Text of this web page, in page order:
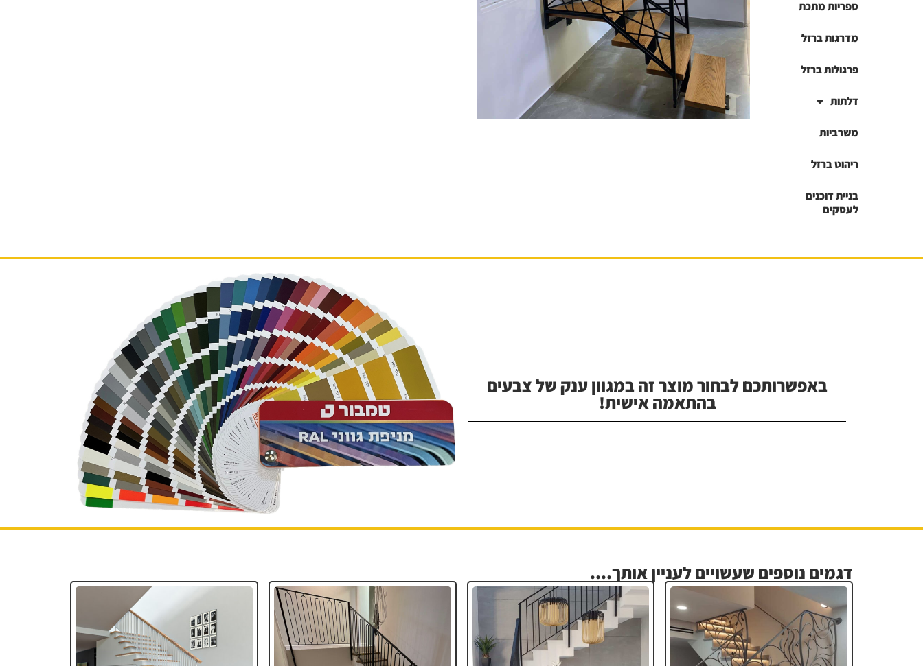
ספריות מתכת
מדרגות ברזל
פרגולות ברזל
דלתות
משרביות
ריהוט ברזל
בניית דוכנים
לעסקים
באפשרותכם לבחור מוצר זה במגוון ענק של צבעים
בהתאמה אישית!
דגמים נוספים שעשויים לעניין אותך....